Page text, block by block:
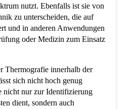
nutzt. Ebenfalls ist sie von
zu unterscheiden, die auf
und in anderen Anwendungen
oder Medizin zum Einsatz
Thermografie innerhalb der
sich nicht hoch genug
nicht nur zur Identifizierung
dient, sondern auch